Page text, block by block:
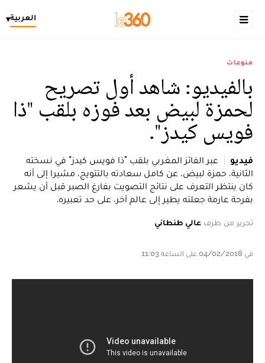
العربية▾
منوعات
بالفيديو: شاهد أول تصريح
لحمزة لبيض بعد فوزه بلقب "ذا
فويس كيدز".
فيديو
عبر الفائز المغربي بلقب "ذا فويس كيدز" في نسخته
الثانية، حمزة لبيض، عن كامل سعادته بالتتويج، مشيرا إلى أنه
كان ينتظر التعرف على نتائج التصويت بفارغ الصبر قبل أن يشعر
بفرحة عارمة جعلته يطير إلى عالم آخر، على حد تعبيره.
تحرير من طرف عالي طنطاني
في 04/02/2018 على الساعة 11:03